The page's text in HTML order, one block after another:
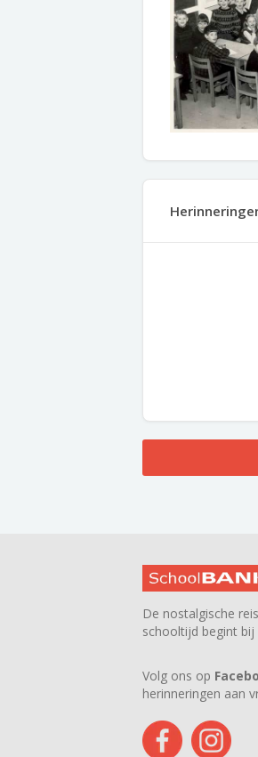
De nostalgische
schooltijd begint bij
Volg ons op
herinneringen aan